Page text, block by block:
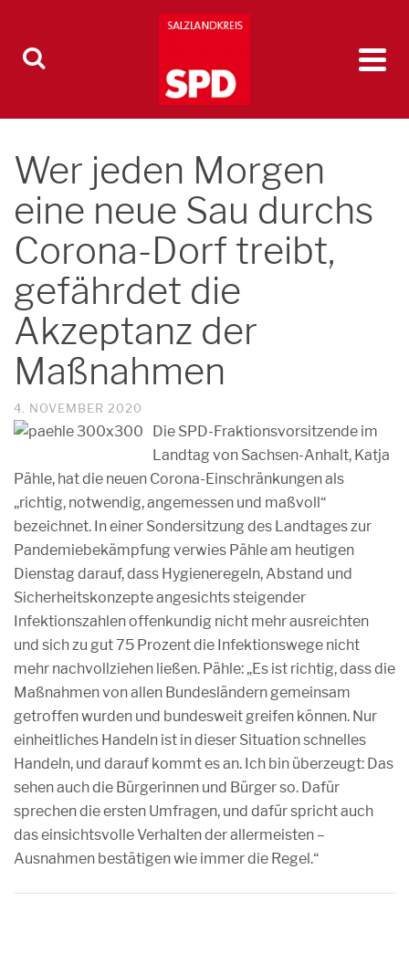
Wer jeden Morgen
eine neue Sau durchs
Corona-Dorf treibt,
gefährdet die
Akzeptanz der
Maßnahmen
4. NOVEMBER 2020
Die SPD-Fraktionsvorsitzende im
Landtag von Sachsen-Anhalt, Katja
Pähle, hat die neuen Corona-Einschränkungen als
„richtig, notwendig, angemessen und maßvoll“
bezeichnet. In einer Sondersitzung des Landtages zur
Pandemiebekämpfung verwies Pähle am heutigen
Dienstag darauf, dass Hygieneregeln, Abstand und
Sicherheitskonzepte angesichts steigender
Infektionszahlen offenkundig nicht mehr ausreichten
und sich zu gut 75 Prozent die Infektionswege nicht
mehr nachvollziehen ließen. Pähle: „Es ist richtig, dass die
Maßnahmen von allen Bundesländern gemeinsam
getroffen wurden und bundesweit greifen können. Nur
einheitliches Handeln ist in dieser Situation schnelles
Handeln, und darauf kommt es an. Ich bin überzeugt: Das
sehen auch die Bürgerinnen und Bürger so. Dafür
sprechen die ersten Umfragen, und dafür spricht auch
das einsichtsvolle Verhalten der allermeisten –
Ausnahmen bestätigen wie immer die Regel.“